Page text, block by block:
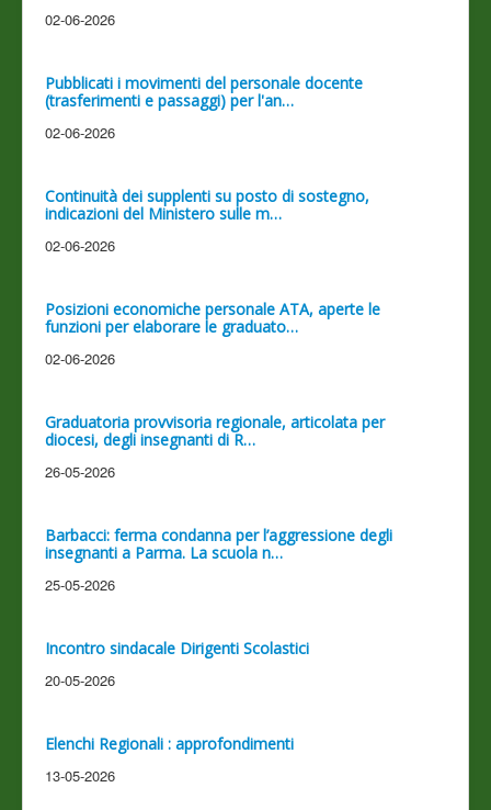
02-06-2026
Pubblicati i movimenti del personale docente
(trasferimenti e passaggi) per l'an…
02-06-2026
Continuità dei supplenti su posto di sostegno,
indicazioni del Ministero sulle m…
02-06-2026
Posizioni economiche personale ATA, aperte le
funzioni per elaborare le graduato…
02-06-2026
Graduatoria provvisoria regionale, articolata per
diocesi, degli insegnanti di R…
26-05-2026
Barbacci: ferma condanna per l’aggressione degli
insegnanti a Parma. La scuola n…
25-05-2026
Incontro sindacale Dirigenti Scolastici
20-05-2026
Elenchi Regionali : approfondimenti
13-05-2026